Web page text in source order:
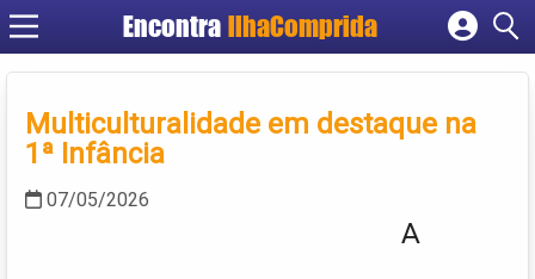
EncontraIlhaComprida
Cadastrar empresa
Criar conta
Multiculturalidade em destaque na
1ª Infância
07/05/2026
A